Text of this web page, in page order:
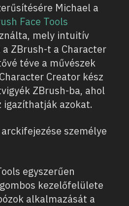
Michael a
Face Tools
mely intuitív
ZBrush-t a Character
téve a művészek
Creator kész
ZBrush-ba, ahol
igazíthatják azokat.
arckifejezése személye
egyszerűen
kezelőfelülete
alkalmazását a